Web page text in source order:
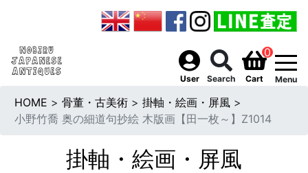
User Search
0
Cart Menu
HOME > 骨董・古美術 > 掛軸・絵画・屏風 >
小野竹喬 奥の細道句抄絵 木版画【田一枚～】Z1014
掛軸・絵画・屏風